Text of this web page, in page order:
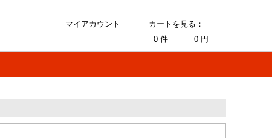
マイアカウント
カートを見る：
0 件 0 円